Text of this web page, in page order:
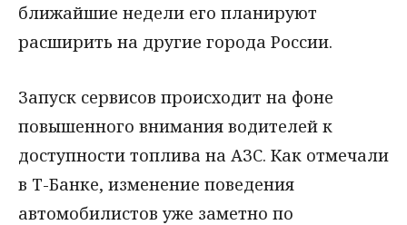
ближайшие недели его планируют
расширить на другие города России.
Запуск сервисов происходит на фоне
повышенного внимания водителей к
доступности топлива на АЗС. Как отмечали
в Т-Банке, изменение поведения
автомобилистов уже заметно по